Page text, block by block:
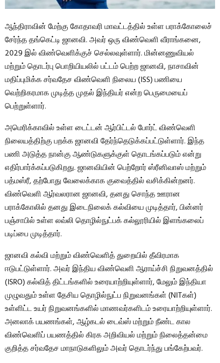
ஆந்திராவின் மேற்கு கோதாவரி மாவட்டத்தில் உள்ள பராக்கோலைச்
சேர்ந்த தங்கெட்டி ஜானவி. அவர் ஒரு விண்வெளி வீராங்கனை,
2029 இல் விண்வெளிக்குச் செல்லவுள்ளார். மின்னணுவியல்
மற்றும் தொடர்பு பொறியியலில் பட்டம் பெற்ற ஜானவி, நாசாவின்
மதிப்புமிக்க சர்வதேச விண்வெளி நிலைய (ISS) பணியை
வெற்றிகரமாக முடித்த முதல் இந்தியர் என்ற பெருமையைப்
பெற்றுள்ளார்.
அமெரிக்காவில் உள்ள டைட்டன் ஆர்பிட்டல் போர்ட் விண்வெளி
நிலையத்திற்கு பறக்க ஜானவி தேர்ந்தெடுக்கப்பட்டுள்ளார். இந்த
பணி அடுத்த நான்கு ஆண்டுகளுக்குள் தொடங்கப்படும் என்று
எதிர்பார்க்கப்படுகிறது. ஜானவியின் பெற்றோர் ஸ்ரீனிவாஸ் மற்றும்
பத்மஸ்ரீ, தற்போது வேலைக்காக குவைத்தில் வசிக்கின்றனர்.
விண்வெளி ஆர்வலரான ஜானவி, தனது சொந்த ஊரான
பராக்கோலில் தனது இடைநிலைக் கல்வியை முடித்தார், பின்னர்
பஞ்சாபில் உள்ள லவ்லி தொழில்நுட்பக் கல்லூரியில் இளங்கலைப்
படிப்பை முடித்தார்.
ஜானவி கல்வி மற்றும் விண்வெளித் துறையில் தீவிரமாக
ஈடுபட்டுள்ளார். அவர் இந்திய விண்வெளி ஆராய்ச்சி நிறுவனத்தில்
(ISRO) கல்வித் திட்டங்களில் உரையாற்றியுள்ளார், மேலும் இந்தியா
முழுவதும் உள்ள தேசிய தொழில்நுட்ப நிறுவனங்கள் (NITகள்)
உள்ளிட்ட உயர் நிறுவனங்களில் மாணவர்களிடம் உரையாற்றியுள்ளார்.
அனலாக் பயணங்கள், ஆழ்கடல் டைவ்ஸ் மற்றும் நீண்ட கால
விண்வெளிப் பயணத்தில் கிரக அறிவியல் மற்றும் நிலைத்தன்மை
குறித்த சர்வதேச மாநாடுகளிலும் அவர் தொடர்ந்து பங்கேற்பவர்.